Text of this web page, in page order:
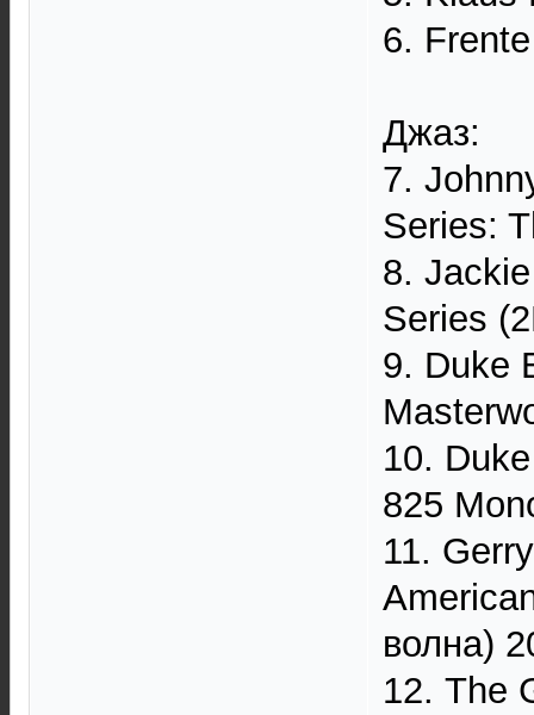
6.
Джаз:
7.
Series:
8.
Series
9. Duke
10.
825
11.
волна)
12. The